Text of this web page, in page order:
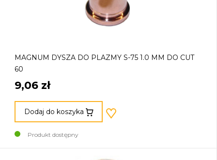
MAGNUM DYSZA DO PLAZMY S-75 1.0 MM DO CUT
60
9,06 zł
Dodaj do koszyka
Produkt dostępny